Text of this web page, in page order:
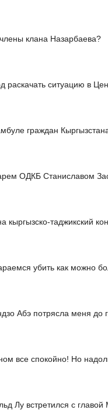
клана Назарбаева?
раскачать ситуацию в
граждан
ОДКБ Станиславом
кыргызско-таджикский
убить как можно
Абэ потрясла меня до
все спокойно! Но
Лу встретился с